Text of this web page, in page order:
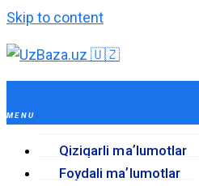
Skip to content
Qiziqarli maʼlumotlar
Foydali maʼlumotlar